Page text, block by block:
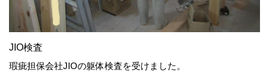
JIO検査
瑕疵担保会社JIOの躯体検査を受けました。